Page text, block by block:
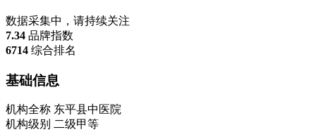
数据采集中，请持续关注
7.34 品牌指数
6714 综合排名
基础信息
机构全称 东平县中医院
机构级别 二级甲等